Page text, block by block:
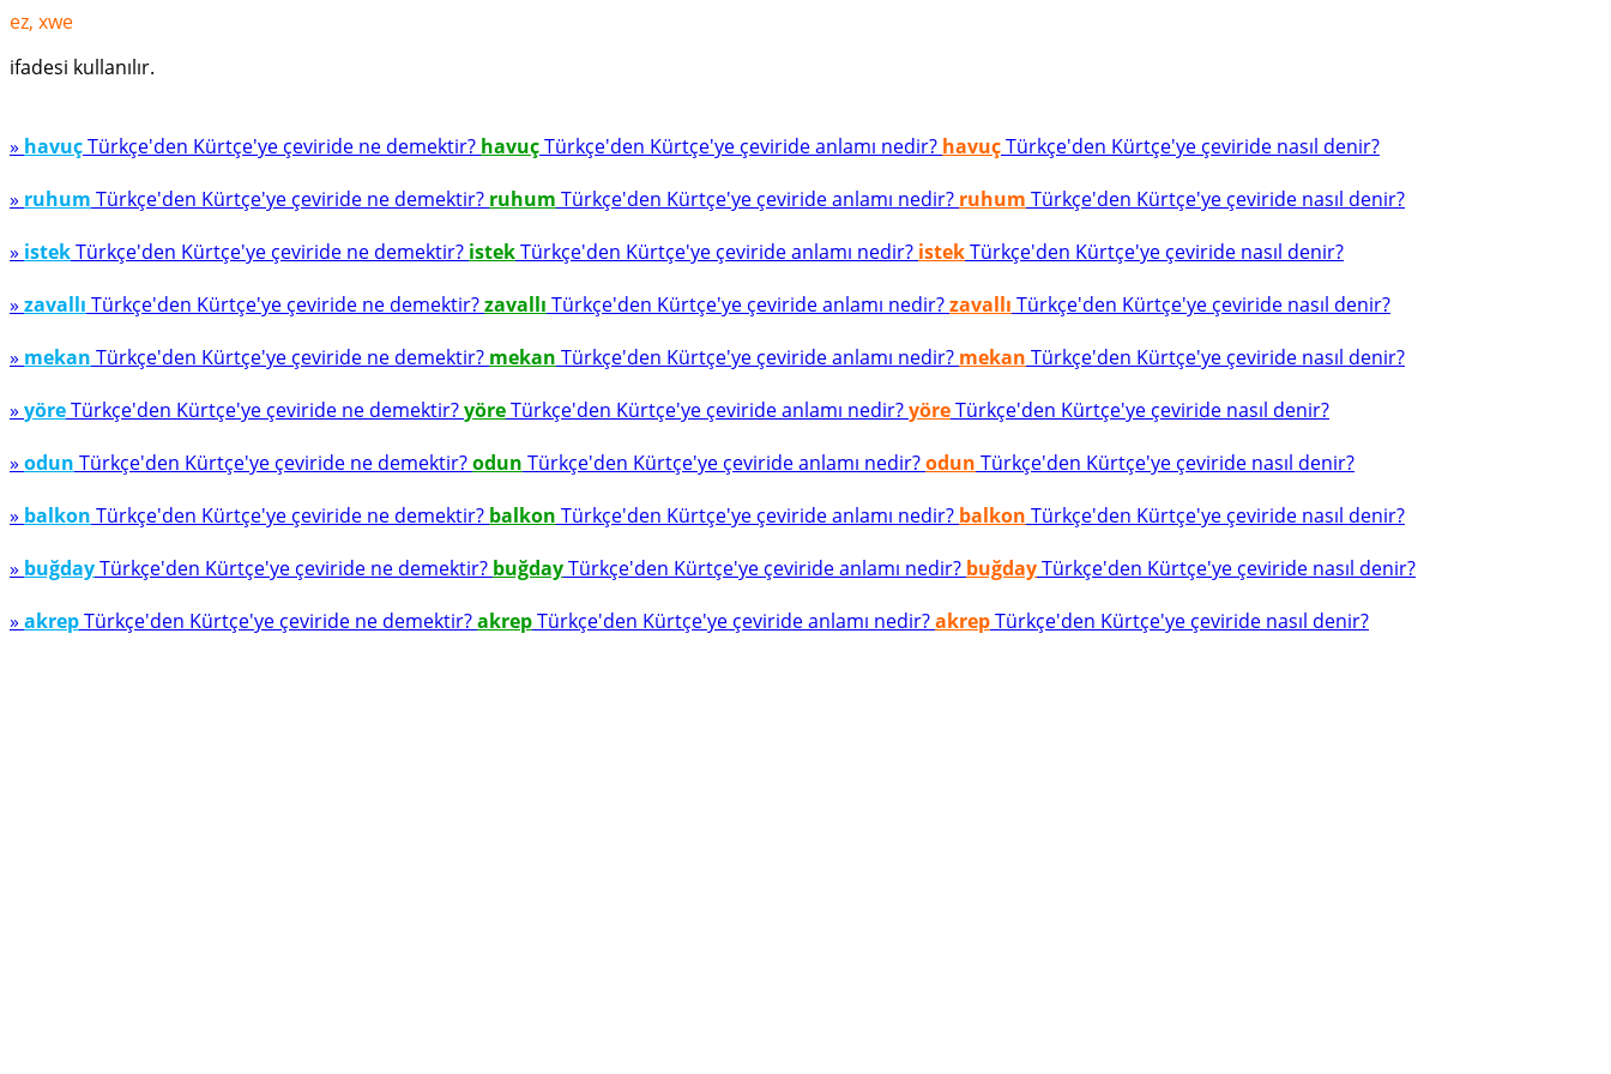
ez, xwe
ifadesi kullanılır.
» havuçTürkçe'den Kürtçe'ye çeviride ne demektir? havuçTürkçe'den Kürtçe'ye çeviride anlamı nedir? havuçTürkçe'den Kürtçe'ye çeviride nasıl denir?
» ruhum Türkçe'den Kürtçe'ye çeviride ne demektir? ruhum Türkçe'den Kürtçe'ye çeviride anlamı nedir? ruhum Türkçe'den Kürtçe'ye çeviride nasıl denir?
» istekTürkçe'den Kürtçe'ye çeviride ne demektir? istekTürkçe'den Kürtçe'ye çeviride anlamı nedir? istekTürkçe'den Kürtçe'ye çeviride nasıl denir?
» zavallı Türkçe'den Kürtçe'ye çeviride ne demektir?zavallı Türkçe'den Kürtçe'ye çeviride anlamı nedir?zavallı Türkçe'den Kürtçe'ye çeviride nasıl denir?
» mekan Türkçe'den Kürtçe'ye çeviride ne demektir? mekan Türkçe'den Kürtçe'ye çeviride anlamı nedir? mekan Türkçe'den Kürtçe'ye çeviride nasıl denir?
» yöreTürkçe'den Kürtçe'ye çeviride ne demektir?yöreTürkçe'den Kürtçe'ye çeviride anlamı nedir?yöreTürkçe'den Kürtçe'ye çeviride nasıl denir?
» odun Türkçe'den Kürtçe'ye çeviride ne demektir?odun Türkçe'den Kürtçe'ye çeviride anlamı nedir?odun Türkçe'den Kürtçe'ye çeviride nasıl denir?
» balkon Türkçe'den Kürtçe'ye çeviride ne demektir? balkon Türkçe'den Kürtçe'ye çeviride anlamı nedir? balkon Türkçe'den Kürtçe'ye çeviride nasıl denir?
» buğdayTürkçe'den Kürtçe'ye çeviride ne demektir? buğdayTürkçe'den Kürtçe'ye çeviride anlamı nedir? buğdayTürkçe'den Kürtçe'ye çeviride nasıl denir?
» akrepTürkçe'den Kürtçe'ye çeviride ne demektir?akrepTürkçe'den Kürtçe'ye çeviride anlamı nedir?akrepTürkçe'den Kürtçe'ye çeviride nasıl denir?